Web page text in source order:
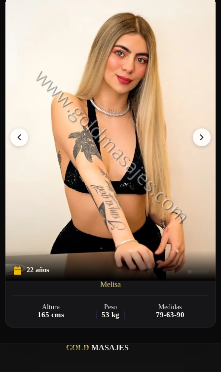
22 años
Melisa
Altura Peso Medidas
165 cms 53 kg 79-63-90
GOLD MASAJES